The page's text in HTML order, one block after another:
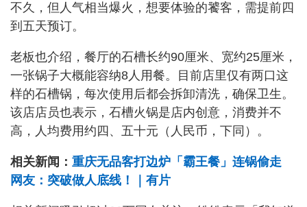
不久，但人气相当爆火，想要体验的饕客，需提前四
到五天预订。
老板也介绍，餐厅的石槽长约90厘米、宽约25厘米，
一张锅子大概能容纳8人用餐。目前店里仅有两口这
样的石槽锅，每次使用后都会拆卸清洗，确保卫生。
该店店员也表示，石槽火锅是店内创意，消费并不
高，人均费用约四、五十元（人民币，下同）。
相关新闻： 重庆无品客打边炉「霸王餐」连锅偷走
网友：突破做人底线！｜有片